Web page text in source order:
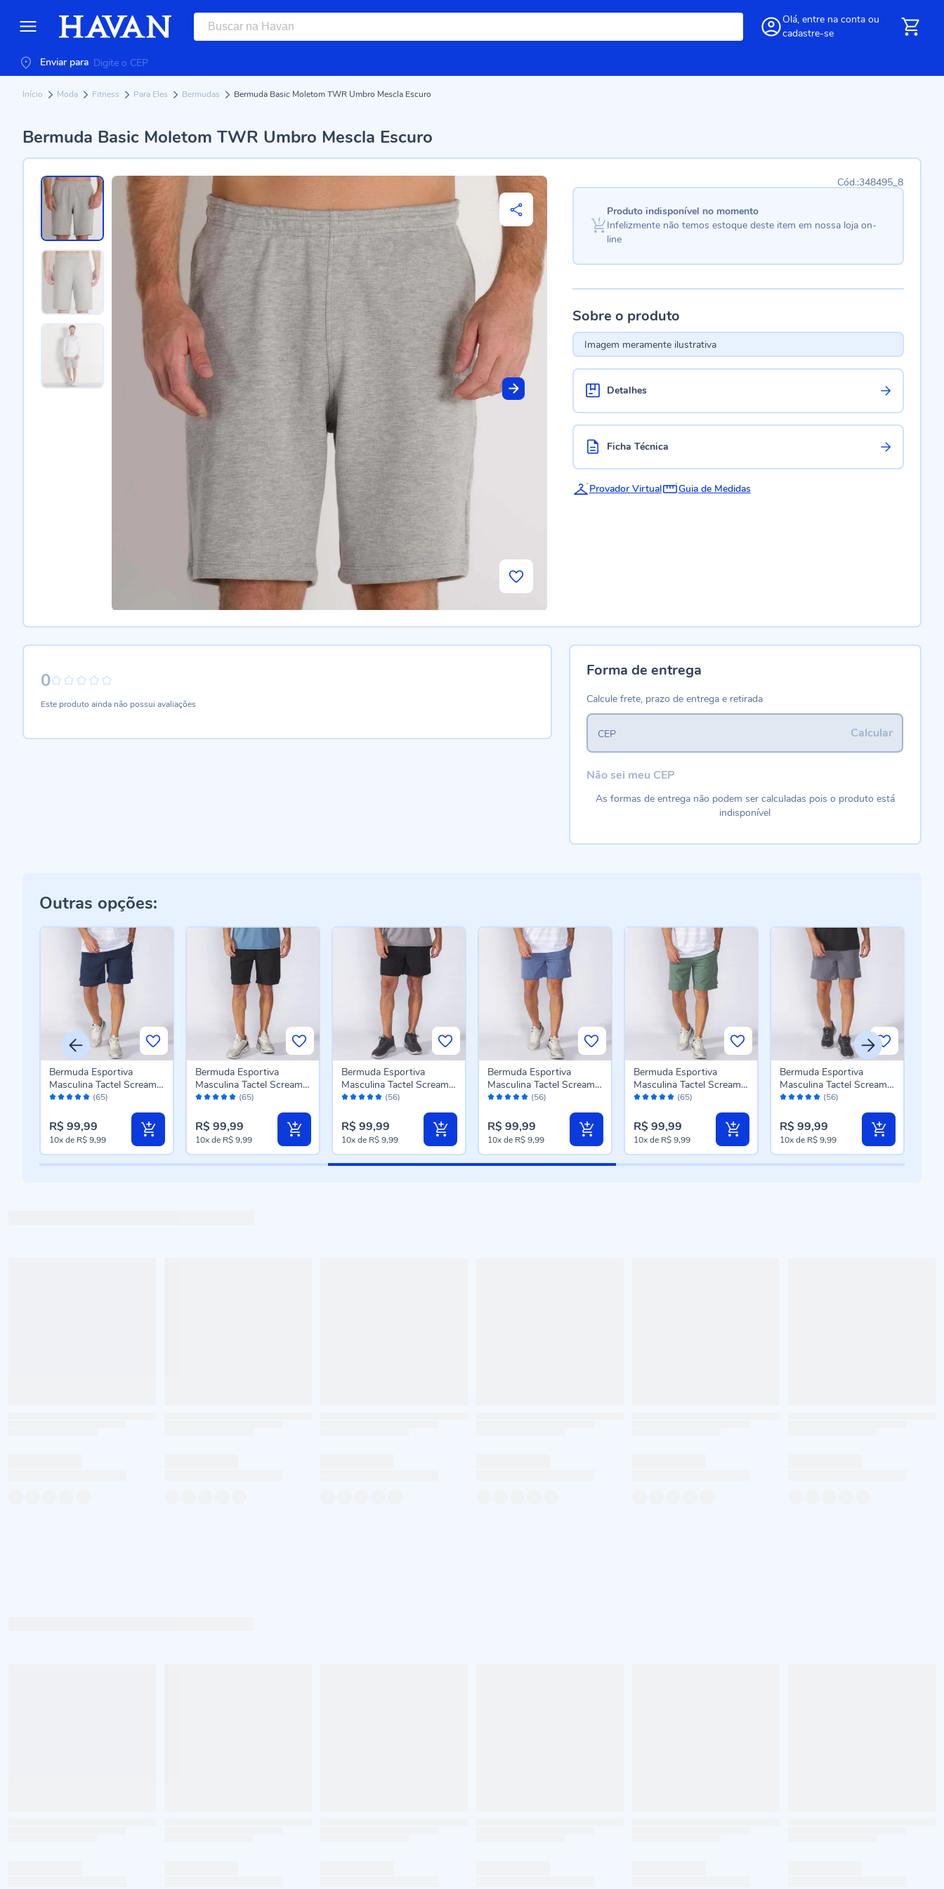
Olá, entre na conta ou
cadastre-se
Enviar para
Início Moda Fitness Para Eles Bermudas Bermuda Basic Moletom TWR Umbro Mescla Escuro
Bermuda Basic Moletom TWR Umbro Mescla Escuro
348495_8
Produto indisponível no momento
Infelizmente não temos estoque deste item em nossa loja on-
line
Sobre o produto
Imagem meramente ilustrativa
Detalhes
Ficha Técnica
Provador Virtual Guia de Medidas
0
Este produto ainda não possui avaliações
Forma de entrega
Calcule frete, prazo de entrega e retirada
Calcular
CEP
Não sei meu CEP
As formas de entrega não podem ser calculadas pois o produto está
indisponível
Outras opções:
Avaliação: (65)
Bermuda Esportiva
Masculina Tactel Scream
Azul Marinho
R$ 99,99
10xde R$ 9,99
Avaliação: (65)
Bermuda Esportiva
Masculina Tactel Scream
Preto
R$ 99,99
10xde R$ 9,99
Avaliação: (56)
Bermuda Esportiva
Masculina Tactel Scream
Preto
R$ 99,99
10xde R$ 9,99
Avaliação: (56)
Bermuda Esportiva
Masculina Tactel Scream
Azul Escuro
R$ 99,99
10xde R$ 9,99
Avaliação: (65)
Bermuda Esportiva
Masculina Tactel Scream
Oliva
R$ 99,99
10xde R$ 9,99
Avaliação: (56)
Bermuda Esportiva
Masculina Tactel Scream
Granito
R$ 99,99
10xde R$ 9,99